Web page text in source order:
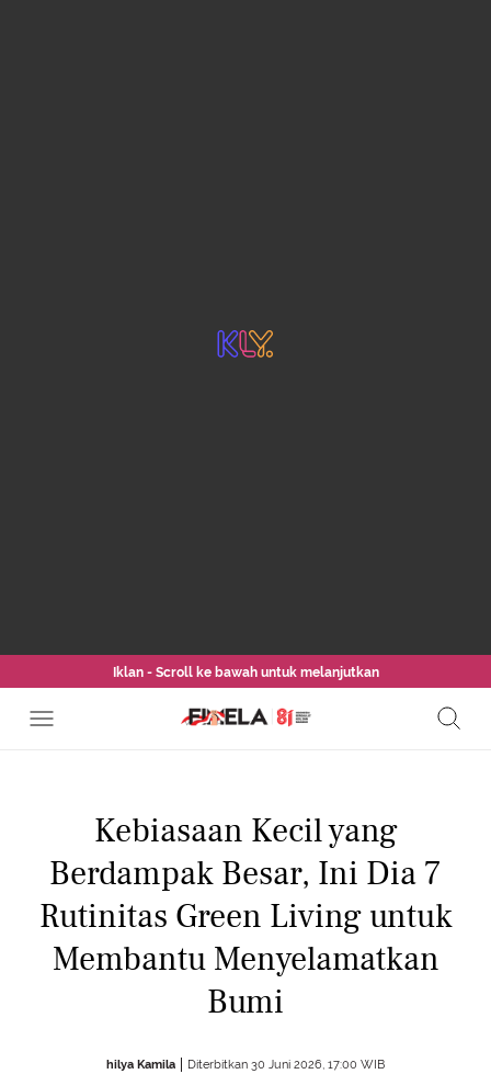
Iklan - Scroll ke bawah untuk melanjutkan
Kebiasaan Kecil yang
Berdampak Besar, Ini Dia 7
Rutinitas Green Living untuk
Membantu Menyelamatkan
Bumi
hilya Kamila Diterbitkan 30 Juni 2026, 17:00 WIB